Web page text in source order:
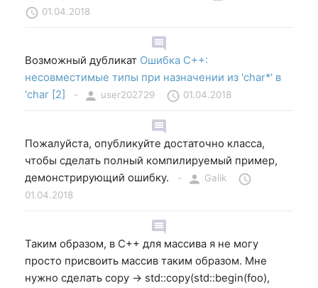
schedule 01.04.2018
comment
Возможный дубликат Ошибка C++:
несовместимые типы при назначении из 'char*' в
'char [2]
- person user202729 schedule 01.04.2018
comment
Пожалуйста, опубликуйте достаточно класса,
чтобы сделать полный компилируемый пример,
демонстрирующий ошибку.
- person Galik schedule
01.04.2018
comment
Таким образом, в С++ для массива я не могу
просто присвоить массив таким образом. Мне
нужно сделать copy -> std::copy(std::begin(foo),